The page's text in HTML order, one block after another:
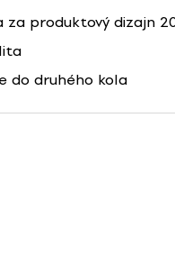
za produktový dizajn
do druhého kola